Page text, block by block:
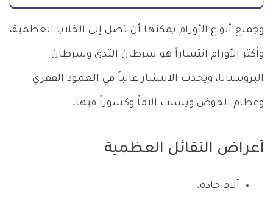
وجميع أنواع الأورام يمكنها أن تصل إلى الخلايا العظمية،
وأكثر الأورام انتشاراً هو سرطان الثدي وسرطان
البروستاتا، ويحدث الانتشار غالباً في العمود الفقري
وعظام الحوض ويسبب آلاماً وكسوراً فيها.
أعراض النقائل العظمية
آلام حادة.